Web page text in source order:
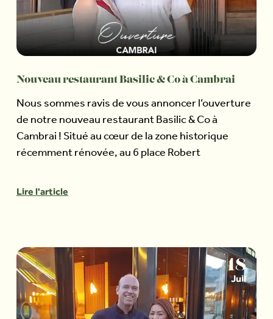
Nouveau restaurant Basilic & Co à Cambrai
Nous sommes ravis de vous annoncer l’ouverture
de notre nouveau restaurant Basilic & Co à
Cambrai ! Situé au cœur de la zone historique
récemment rénovée, au 6 place Robert
Lire l'article
18
Juil